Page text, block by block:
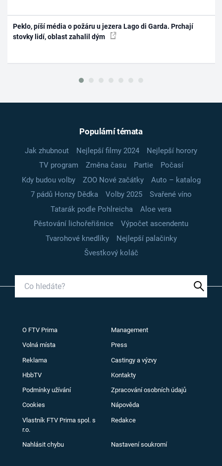
Peklo, píší média o požáru u jezera Lago di Garda. Prchají
stovky lidí, oblast zahalil dým
Populární témata
Jak zhubnout Nejlepší filmy 2024
Nejlepší horory
TV program
Změna času Partie
Počasí
Kdy budou volby
ZOO Nové začátky
Auto – katalog
7 pádů Honzy Dědka
Volby 2025
Svařené víno
Tatarák podle Pohlreicha
Aloe vera
Pěstování lichořeřišnice
Výpočet ascendentu
Tvarohové knedlíky
Nejlepší palačinky
Švestkový koláč
O FTV Prima Management
Volná místa Press
Reklama Castingy a výzvy
HbbTV Kontakty
Podmínky užívání Zpracování osobních údajů
Cookies Nápověda
Vlastník FTV Prima spol. s
r.o.
Redakce
Nahlásit chybu Nastavení soukromí